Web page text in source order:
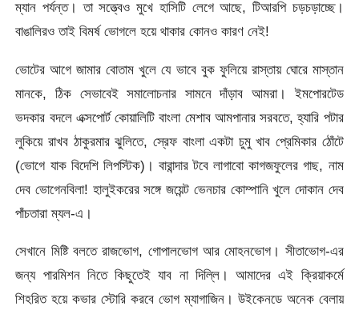
ম্যান পর্যন্ত। তা সত্ত্বেও মুখে হাসিটি লেগে আছে, টিআরপি চড়চড়াচ্ছে।
বাঙালিরও তাই বিমর্ষ ভোগলে হয়ে থাকার কোনও কারণ নেই!
ভোটের আগে জামার বোতাম খুলে যে ভাবে বুক ফুলিয়ে রাস্তায় ঘোরে মাস্তান
মানকে, ঠিক সেভাবেই সমালোচনার সামনে দাঁড়াব আমরা। ইমপোরটেড
ভদকার বদলে এক্সপোর্ট কোয়ালিটি বাংলা মেশাব আমপানার সরবতে, হ্যারি পটার
লুকিয়ে রাখব ঠাকুরমার ঝুলিতে, স্রেফ বাংলা একটা চুমু খাব প্রেমিকার ঠোঁটে
(ভোগে যাক বিদেশি লিপস্টিক)। বারান্দার টবে লাগাবো কাগজফুলের গাছ, নাম
দেব ভোগেনবিলা! হালুইকরের সঙ্গে জয়েন্ট ভেনচার কোম্পানি খুলে দোকান দেব
পাঁচতারা ম্যল-এ।
সেখানে মিষ্টি বলতে রাজভোগ, গোপালভোগ আর মোহনভোগ। সীতাভোগ-এর
জন্য পারমিশন নিতে কিছুতেই যাব না দিল্লি। আমাদের এই ক্রিয়াকর্মে
শিহরিত হয়ে কভার স্টোরি করবে ভোগ ম্যাগাজিন। উইকেনডে অনেক বেলায়